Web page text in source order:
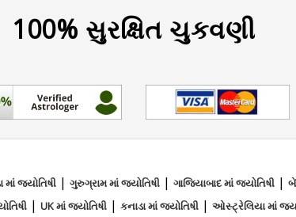
100% સુરક્ષિત ચુકવણી
માં જ્યોતિષી| ગુરુગ્રામ માં જ્યોતિષી| ગાજિયાબાદ માં જ્યોતિષી|
| UK માં જ્યોતિષી| કનાડા માં જ્યોતિષી| ઓસ્ટ્રેલિયા માં